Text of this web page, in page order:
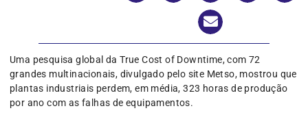
Uma pesquisa global da True Cost of Downtime, com 72
grandes multinacionais, divulgado pelo site Metso, mostrou que
plantas industriais perdem, em média, 323 horas de produção
por ano com as falhas de equipamentos.